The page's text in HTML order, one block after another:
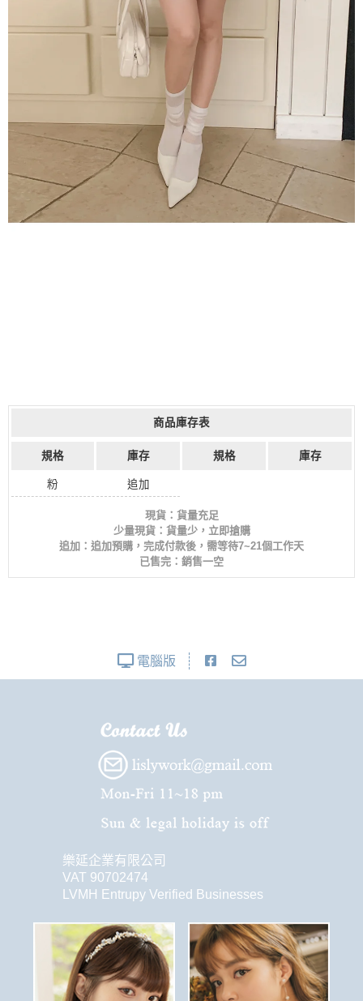
商品庫存表
規格 庫存 規格 庫存
粉 追加
現貨：貨量充足
少量現貨：貨量少，立即搶購
追加：追加預購，完成付款後，需等待7~21個工作天
已售完：銷售一空
電腦版
樂延企業有限公司
VAT 90702474
LVMH Entrupy Verified Businesses